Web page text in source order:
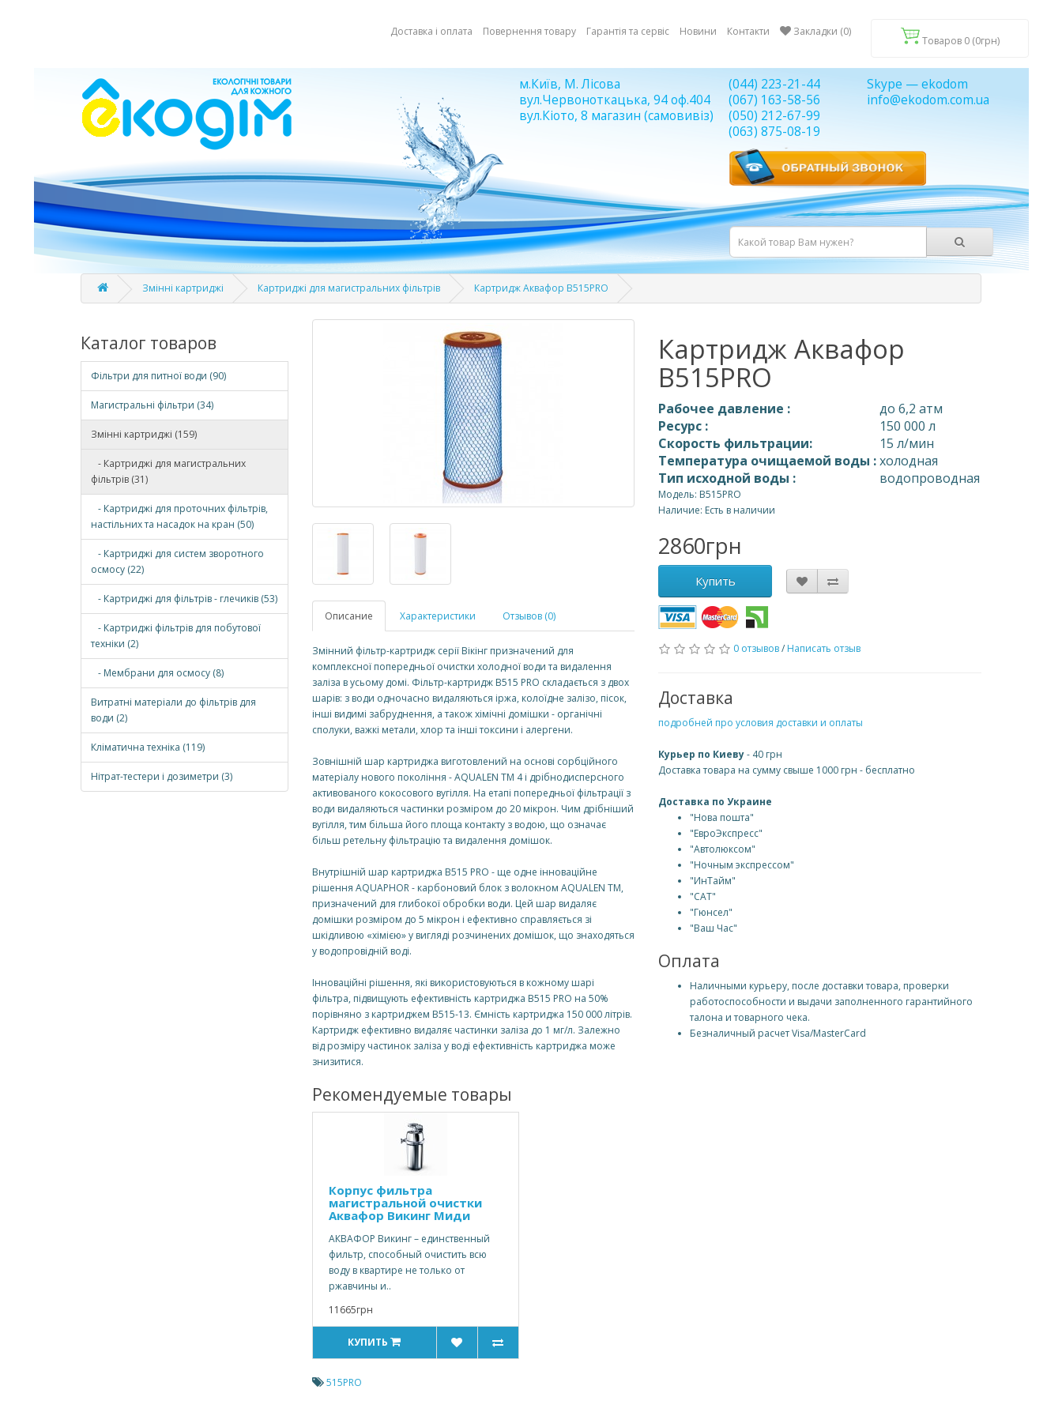
Товаров 0 (0грн)
Доставка і оплата Повернення товару Гарантія та сервіс Новини Контакти Закладки (0)
Skype — ekodom
info@ekodom.com.ua
м.Київ, М. Лісова
вул.Червоноткацька, 94 оф.404
вул.Кіото, 8 магазин (самовивіз)
(044) 223-21-44
(067) 163-58-56
(050) 212-67-99
(063) 875-08-19
Змінні картриджі Картриджі для магистральних фільтрів Картридж Аквафор B515PRO
Каталог товаров
Фільтри для питної води (90)
Магистральні фільтри (34)
Змінні картриджі (159)
- Картриджі для магистральних
фільтрів (31)
- Картриджі для проточних фільтрів,
настільних та насадок на кран (50)
- Картриджі для систем зворотного
осмосу (22)
- Картриджі для фільтрів - глечиків (53)
- Картриджі фільтрів для побутової
техніки (2)
- Мембрани для осмосу (8)
Витратні матеріали до фільтрів для
води (2)
Кліматична техніка (119)
Нітрат-тестери і дозиметри (3)
Описание Характеристики Отзывов (0)
Змінний фільтр-картридж серії Вікінг призначений для
комплексної попередньої очистки холодної води та видалення
заліза в усьому домі. Фільтр-картридж В515 PRO складається з двох
шарів: з води одночасно видаляються іржа, колоїдне залізо, пісок,
інші видимі забруднення, а також хімічні домішки - органічні
сполуки, важкі метали, хлор та інші токсини і алергени.
Зовнішній шар картриджа виготовлений на основі сорбційного
матеріалу нового покоління - AQUALEN TM 4 і дрібнодисперсного
активованого кокосового вугілля. На етапі попередньої фільтрації з
води видаляються частинки розміром до 20 мікрон. Чим дрібніший
вугілля, тим більша його площа контакту з водою, що означає
більш ретельну фільтрацію та видалення домішок.
Внутрішній шар картриджа B515 PRO - ще одне інноваційне
рішення AQUAPHOR - карбоновий блок з волокном AQUALEN TM,
призначений для глибокої обробки води. Цей шар видаляє
домішки розміром до 5 мікрон і ефективно справляється зі
шкідливою «хімією» у вигляді розчинених домішок, що знаходяться
у водопровідній воді.
Інноваційні рішення, які використовуються в кожному шарі
фільтра, підвищують ефективність картриджа B515 PRO на 50%
порівняно з картриджем B515-13. Ємність картриджа 150 000 літрів.
Картридж ефективно видаляє частинки заліза до 1 мг/л. Залежно
від розміру частинок заліза у воді ефективність картриджа може
знизитися.
Картридж Аквафор
B515PRO
Рабочее давление :
до 6,2 атм
Ресурс :
150 000 л
Скорость фильтрации:
15 л/мин
Температура очищаемой воды :холодная
Тип исходной воды :
водопроводная
Модель: B515PRO
Наличие: Есть в наличии
2860грн
Купить
0 отзывов/ Написать отзыв
Доставка
подробней про условия доставки и оплаты
Курьер по Киеву- 40 грн
Доставка товара на сумму свыше 1000 грн - бесплатно
Доставка по Украине
"Нова пошта"
"ЕвроЭкспресс"
"Автолюксом"
"Ночным экспрессом"
"ИнТайм"
"САТ"
"Гюнсел"
"Ваш Час"
Оплата
Наличными курьеру, после доставки товара, проверки
работоспособности и выдачи заполненного гарантийного
талона и товарного чека.
Безналичный расчет Visa/MasterCard
Рекомендуемые товары
Корпус фильтра
магистральной очистки
Аквафор Викинг Миди
АКВАФОР Викинг – единственный
фильтр, способный очистить всю
воду в квартире не только от
ржавчины и..
11665грн
КУПИТЬ
515PRO